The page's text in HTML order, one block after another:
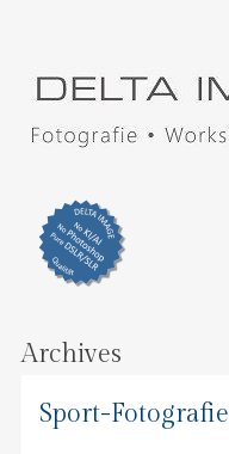
Archives
Sport-Fotografie